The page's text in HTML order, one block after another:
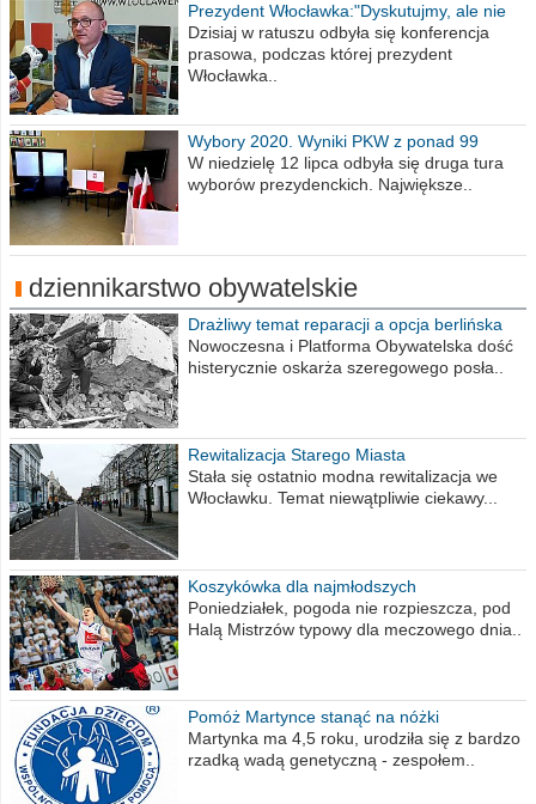
Prezydent Włocławka:"Dyskutujmy, ale nie
obrażajmy się”
Dzisiaj w ratuszu odbyła się konferencja
prasowa, podczas której prezydent
Włocławka..
Wybory 2020. Wyniki PKW z ponad 99
procent obwodów
W niedzielę 12 lipca odbyła się druga tura
wyborów prezydenckich. Największe..
dziennikarstwo obywatelskie
Drażliwy temat reparacji a opcja berlińska
Nowoczesna i Platforma Obywatelska dość
histerycznie oskarża szeregowego posła..
Rewitalizacja Starego Miasta
Stała się ostatnio modna rewitalizacja we
Włocławku. Temat niewątpliwie ciekawy...
Koszykówka dla najmłodszych
Poniedziałek, pogoda nie rozpieszcza, pod
Halą Mistrzów typowy dla meczowego dnia..
Pomóż Martynce stanąć na nóżki
Martynka ma 4,5 roku, urodziła się z bardzo
rzadką wadą genetyczną - zespołem..